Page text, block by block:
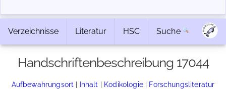
Verzeichnisse Literatur HSC Suche
Handschriftenbeschreibung 17044
Aufbewahrungsort | Inhalt | Kodikologie| Forschungsliteratur